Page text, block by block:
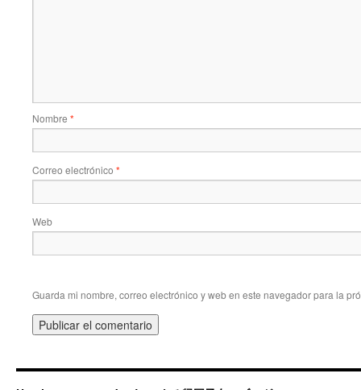
Nombre *
Correo electrónico *
Web
Guarda mi nombre, correo electrónico y web en este navegador para la